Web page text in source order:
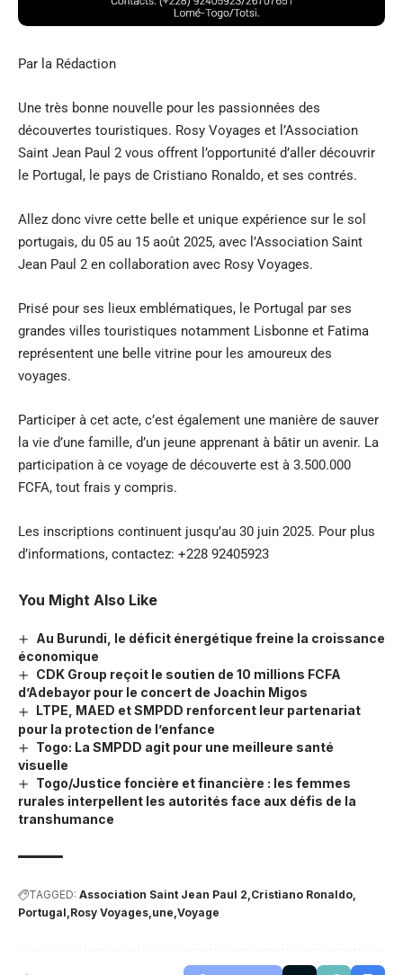
Par la Rédaction
Une très bonne nouvelle pour les passionnées des
découvertes touristiques. Rosy Voyages et l’Association
Saint Jean Paul 2 vous offrent l’opportunité d’aller découvrir
le Portugal, le pays de Cristiano Ronaldo, et ses contrés.
Allez donc vivre cette belle et unique expérience sur le sol
portugais, du 05 au 15 août 2025, avec l’Association Saint
Jean Paul 2 en collaboration avec Rosy Voyages.
Prisé pour ses lieux emblématiques, le Portugal par ses
grandes villes touristiques notamment Lisbonne et Fatima
représentent une belle vitrine pour les amoureux des
voyages.
Participer à cet acte, c’est également une manière de sauver
la vie d’une famille, d’un jeune apprenant à bâtir un avenir. La
participation à ce voyage de découverte est à 3.500.000
FCFA, tout frais y compris.
Les inscriptions continuent jusqu’au 30 juin 2025. Pour plus
d’informations, contactez: +228 92405923
You Might Also Like
Au Burundi, le déficit énergétique freine la croissance
économique
CDK Group reçoit le soutien de 10 millions FCFA
d’Adebayor pour le concert de Joachin Migos
LTPE, MAED et SMPDD renforcent leur partenariat
pour la protection de l’enfance
Togo: La SMPDD agit pour une meilleure santé
visuelle
Togo/Justice foncière et financière : les femmes
rurales interpellent les autorités face aux défis de la
transhumance
TAGGED: Association Saint Jean Paul 2 Cristiano Ronaldo
Portugal Rosy Voyages une Voyage